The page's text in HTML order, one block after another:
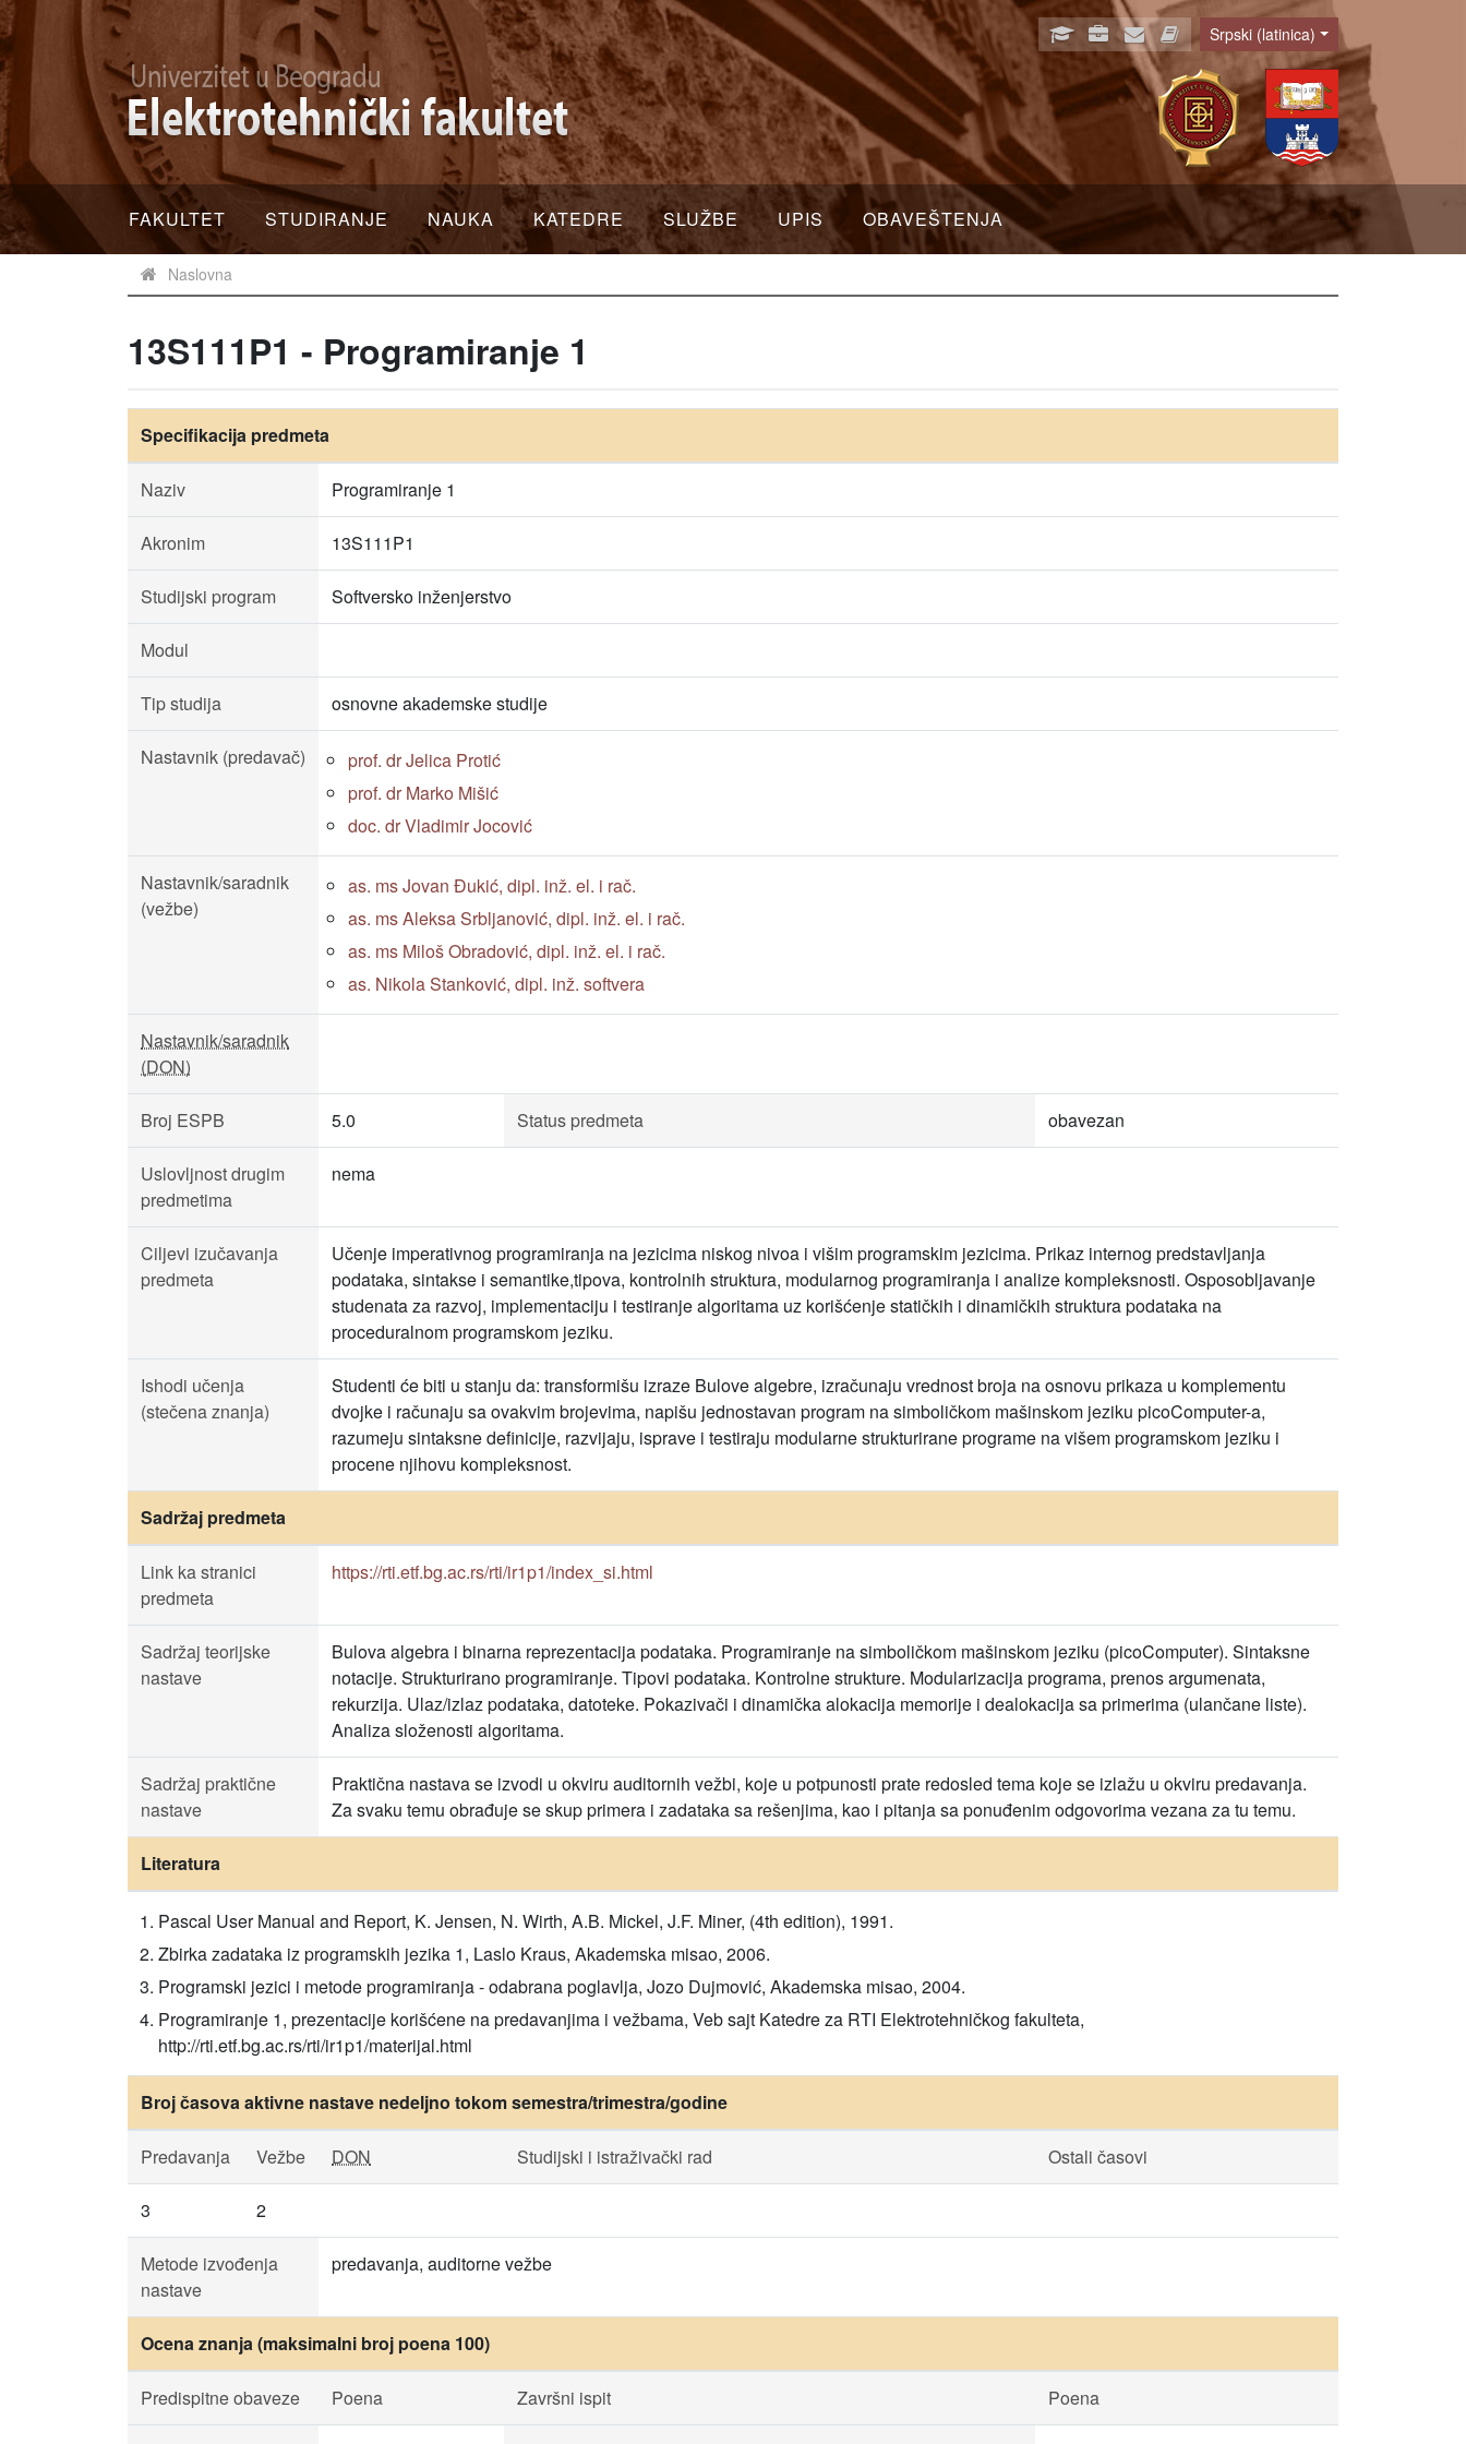
Language
Srpski (latinica)
FAKULTET STUDIRANJE NAUKA KATEDRE SLUŽBE UPIS OBAVEŠTENJA
Naslovna
13S111P1 - Programiranje 1
Specifikacija predmeta
Naziv Programiranje 1
Akronim 13S111P1
Studijski program Softversko inženjerstvo
Modul
Tip studija osnovne akademske studije
Nastavnik (predavač)
prof. dr Jelica Protić
prof. dr Marko Mišić
doc. dr Vladimir Jocović
Nastavnik/saradnik
(vežbe)
as. ms Jovan Đukić, dipl. inž. el. i rač.
as. ms Aleksa Srbljanović, dipl. inž. el. i rač.
as. ms Miloš Obradović, dipl. inž. el. i rač.
as. Nikola Stanković, dipl. inž. softvera
Nastavnik/saradnik
(DON)
Broj ESPB 5.0 Status predmeta obavezan
Uslovljnost drugim
predmetima
nema
Ciljevi izučavanja
predmeta
Učenje imperativnog programiranja na jezicima niskog nivoa i višim programskim jezicima. Prikaz internog predstavljanja
podataka, sintakse i semantike,tipova, kontrolnih struktura, modularnog programiranja i analize kompleksnosti. Osposobljavanje
studenata za razvoj, implementaciju i testiranje algoritama uz korišćenje statičkih i dinamičkih struktura podataka na
proceduralnom programskom jeziku.
Ishodi učenja
(stečena znanja)
Studenti će biti u stanju da: transformišu izraze Bulove algebre, izračunaju vrednost broja na osnovu prikaza u komplementu
dvojke i računaju sa ovakvim brojevima, napišu jednostavan program na simboličkom mašinskom jeziku picoComputer-a,
razumeju sintaksne definicije, razvijaju, isprave i testiraju modularne strukturirane programe na višem programskom jeziku i
procene njihovu kompleksnost.
Sadržaj predmeta
Link ka stranici
predmeta
https://rti.etf.bg.ac.rs/rti/ir1p1/index_si.html
Sadržaj teorijske
nastave
Bulova algebra i binarna reprezentacija podataka. Programiranje na simboličkom mašinskom jeziku (picoComputer). Sintaksne
notacije. Strukturirano programiranje. Tipovi podataka. Kontrolne strukture. Modularizacija programa, prenos argumenata,
rekurzija. Ulaz/izlaz podataka, datoteke. Pokazivači i dinamička alokacija memorije i dealokacija sa primerima (ulančane liste).
Analiza složenosti algoritama.
Sadržaj praktične
nastave
Praktična nastava se izvodi u okviru auditornih vežbi, koje u potpunosti prate redosled tema koje se izlažu u okviru predavanja.
Za svaku temu obrađuje se skup primera i zadataka sa rešenjima, kao i pitanja sa ponuđenim odgovorima vezana za tu temu.
Literatura
Pascal User Manual and Report, K. Jensen, N. Wirth, A.B. Mickel, J.F. Miner, (4th edition), 1991.
Zbirka zadataka iz programskih jezika 1, Laslo Kraus, Akademska misao, 2006.
Programski jezici i metode programiranja - odabrana poglavlja, Jozo Dujmović, Akademska misao, 2004.
Programiranje 1, prezentacije korišćene na predavanjima i vežbama, Veb sajt Katedre za RTI Elektrotehničkog fakulteta,
http://rti.etf.bg.ac.rs/rti/ir1p1/materijal.html
Broj časova aktivne nastave nedeljno tokom semestra/trimestra/godine
Predavanja Vežbe DON Studijski i istraživački rad Ostali časovi
3 2
Metode izvođenja
nastave
predavanja, auditorne vežbe
Ocena znanja (maksimalni broj poena 100)
Predispitne obaveze Poena Završni ispit Poena